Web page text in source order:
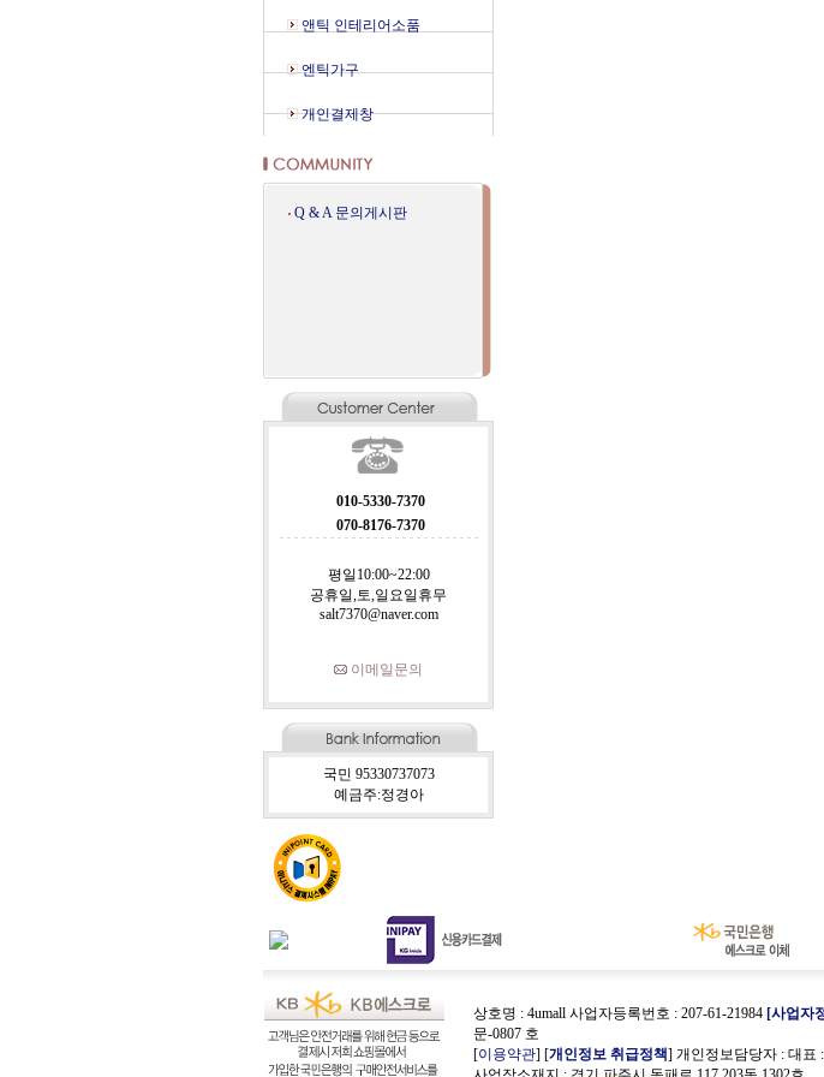
앤틱 인테리어소품
엔틱가구
개인결제창
Q & A 문의게시판
010-5330-7370
070-8176-7370
평일10:00~22:00
공휴일,토,일요일휴무
salt7370@naver.com
이메일문의
국민 95330737073
예금주:정경아
상호명 : 4umall 사업자등록번호 : 207-61-21984 [사업자
문-0807 호
[이용약관] [개인정보 취급정책] 개인정보담당자 : 대표